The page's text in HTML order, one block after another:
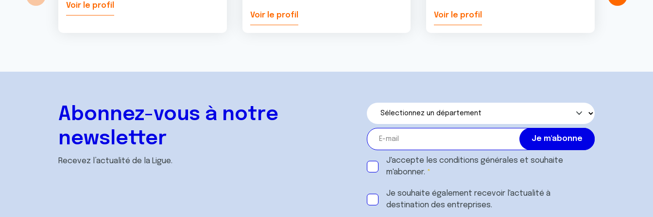
Voir le profil
Voir le profil Voir le profil
Abonnez-vous à notre
newsletter
Recevez l’actualité de la Ligue. J'accepte les conditions générales et souhaite
m'abonner.
Je souhaite également recevoir l'actualité à
destination des entreprises.